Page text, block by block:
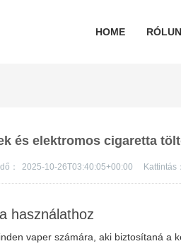
HOME
és elektromos cigaretta
Idő： 2025-10-26T03:40:05+00:00 Kattintás：
használathoz
vaper számára, aki biztosítaná a